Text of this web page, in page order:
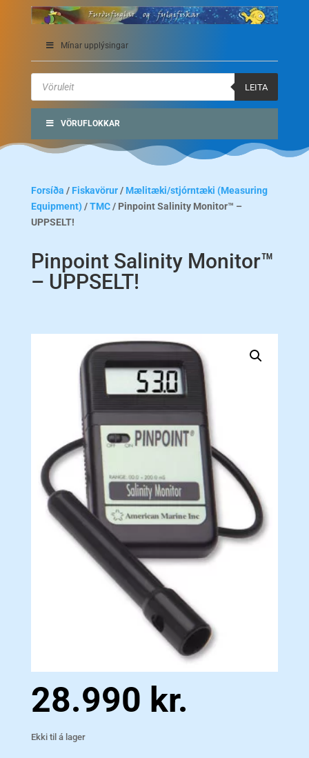
Mínar upplýsingar
Products
search
LEITA
VÖRUFLOKKAR
Forsíða / Fiskavörur/ Mælitæki/stjórntæki (Measuring
Equipment) /TMC/ Pinpoint Salinity Monitor™ –
UPPSELT!
Pinpoint Salinity Monitor™
– UPPSELT!
28.990 kr.
Ekki til á lager